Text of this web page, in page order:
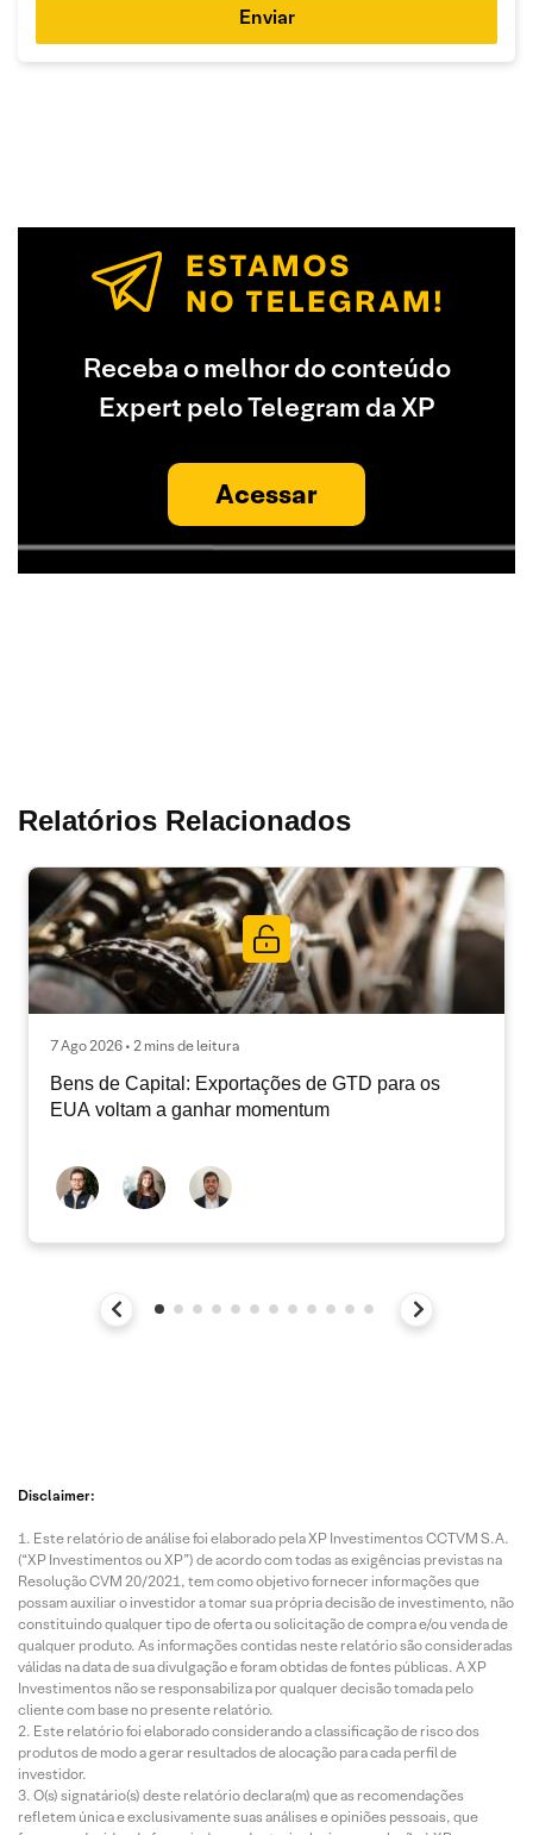
Enviar
Receba o melhor do conteúdo
Expert pelo Telegram da XP
Acessar
Relatórios Relacionados
7 Ago 2026 • 2 mins de leitura
Bens de Capital: Exportações de GTD para os
EUA voltam a ganhar momentum
Disclaimer:
Este relatório de análise foi elaborado pela XP Investimentos CCTVM S.A.
(“XP Investimentos ou XP”) de acordo com todas as exigências previstas na
Resolução CVM 20/2021, tem como objetivo fornecer informações que
possam auxiliar o investidor a tomar sua própria decisão de investimento, não
constituindo qualquer tipo de oferta ou solicitação de compra e/ou venda de
qualquer produto. As informações contidas neste relatório são consideradas
válidas na data de sua divulgação e foram obtidas de fontes públicas. A XP
Investimentos não se responsabiliza por qualquer decisão tomada pelo
cliente com base no presente relatório.
Este relatório foi elaborado considerando a classificação de risco dos
produtos de modo a gerar resultados de alocação para cada perfil de
investidor.
O(s) signatário(s) deste relatório declara(m) que as recomendações
refletem única e exclusivamente suas análises e opiniões pessoais, que